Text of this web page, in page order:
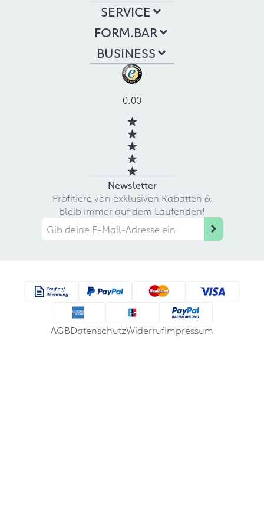
SERVICE
FORM.BAR
BUSINESS
0.00
Newsletter
Profitiere von exklusiven Rabatten &
bleib immer auf dem Laufenden!
AGBDatenschutzWiderrufImpressum